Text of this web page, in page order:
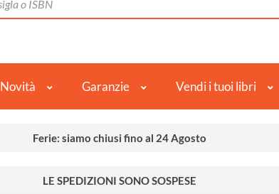
Novità Garanzie Vendi i tuoi libri
Ferie: siamo chiusi fino al 24 Agosto
LE SPEDIZIONI SONO SOSPESE